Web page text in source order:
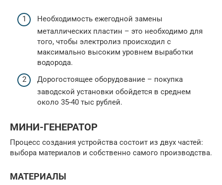
Необходимость ежегодной замены
металлических пластин – это необходимо для
того, чтобы электролиз происходил с
максимально высоким уровнем выработки
водорода.
Дорогостоящее оборудование – покупка
заводской установки обойдется в среднем
около 35-40 тыс рублей.
МИНИ-ГЕНЕРАТОР
Процесс создания устройства состоит из двух частей:
выбора материалов и собственно самого производства.
МАТЕРИАЛЫ